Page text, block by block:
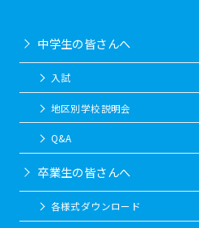
中学生の皆さんへ
入試
地区別学校説明会
Q&A
卒業生の皆さんへ
各様式ダウンロード